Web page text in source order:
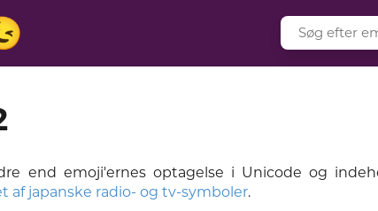
end emoji'ernes optagelse i Unicode og
af japanske radio- og tv-symboler.